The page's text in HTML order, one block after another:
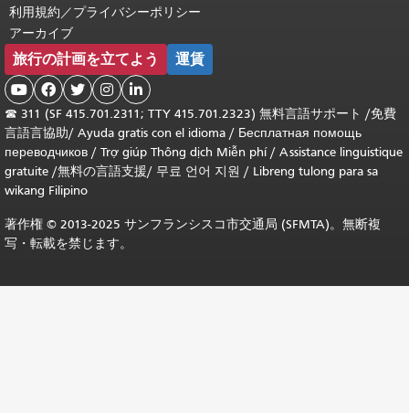
利用規約／プライバシーポリシー
アーカイブ
旅行の計画を立てよう 運賃
    
☎ 311 (SF 415.701.2311; TTY 415.701.2323) 無料言語サポート /免費
言語言協助/ Ayuda gratis con el idioma / Бесплатная помощь
переводчиков / Trợ giúp Thông dịch Miễn phí/ Assistance linguistique
gratuite /無料の言語支援/ 무료 언어 지원 / Libreng tulong para sa
wikang Filipino
著作権 © 2013-2025 サンフランシスコ市交通局 (SFMTA)。無断複
写・転載を禁じます。